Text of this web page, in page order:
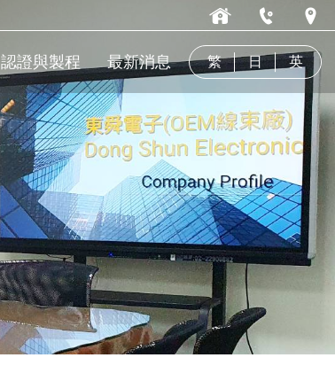
認證與製程 最新消息 繁 日 英